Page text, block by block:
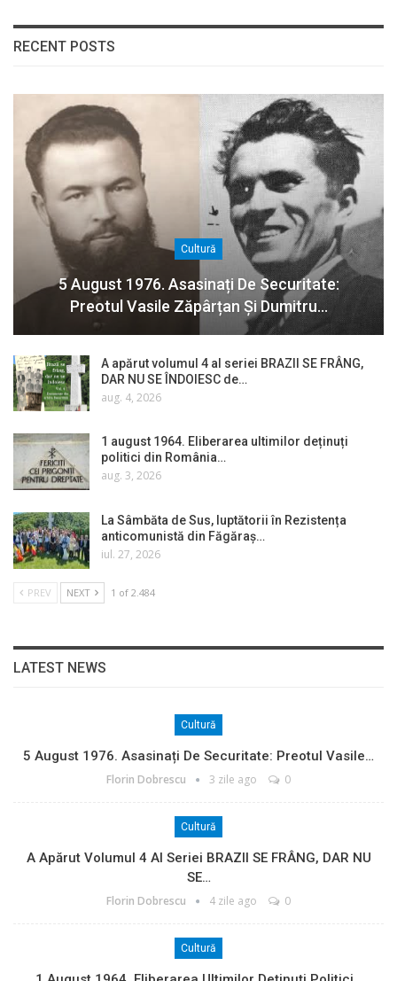
RECENT POSTS
Cultură
5 August 1976. Asasinați De Securitate:
Preotul Vasile Zăpârțan Și Dumitru…
A apărut volumul 4 al seriei BRAZII SE FRÂNG,
DAR NU SE ÎNDOIESC de…
aug. 4, 2026
1 august 1964. Eliberarea ultimilor deținuți
politici din România…
aug. 3, 2026
La Sâmbăta de Sus, luptătorii în Rezistența
anticomunistă din Făgăraș…
iul. 27, 2026
PREV NEXT 1 of 2.484
LATEST NEWS
Cultură
5 August 1976. Asasinați De Securitate: Preotul Vasile…
Florin Dobrescu 3 zile ago 0
Cultură
A Apărut Volumul 4 Al Seriei BRAZII SE FRÂNG, DAR NU
SE…
Florin Dobrescu 4 zile ago 0
Cultură